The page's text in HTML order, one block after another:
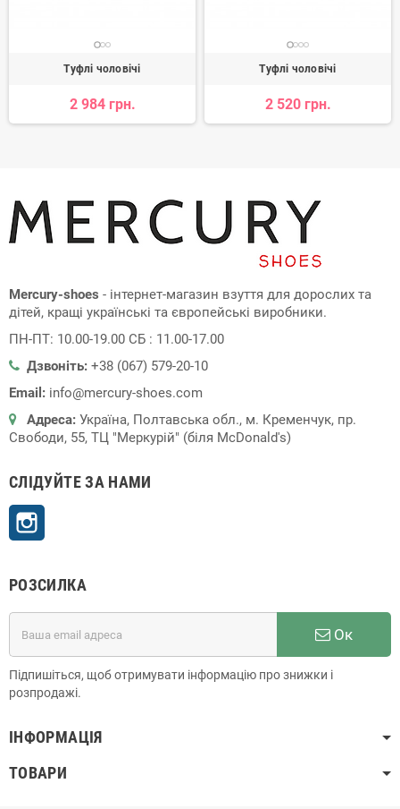
Туфлі чоловічі
2 984 грн.
Туфлі чоловічі
2 520 грн.
Mercury-shoes - інтернет-магазин взуття для дорослих та
дітей, кращі українські та європейські виробники.
ПН-ПТ: 10.00-19.00 СБ : 11.00-17.00
Дзвоніть: +38 (067) 579-20-10
Email: info@mercury-shoes.com
Адреса: Україна, Полтавська обл., м. Кременчук, пр.
Свободи, 55, ТЦ "Меркурій" (біля McDonald's)
СЛІДУЙТЕ ЗА НАМИ
РОЗСИЛКА
Ок
Підпишіться, щоб отримувати інформацію про знижки і
розпродажі.
ІНФОРМАЦІЯ
ТОВАРИ